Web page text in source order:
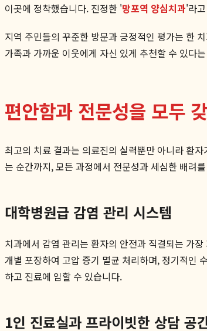
이곳에 정착했습니다. 진정한 '망포역 양심치과'라
지역 주민들의 꾸준한 방문과 긍정적인 평가는 한
가족과 가까운 이웃에게 자신 있게 추천할 수 있다
편안함과 전문성을 모두
최고의 치료 결과는 의료진의 실력뿐만 아니라 환
는 순간까지, 모든 과정에서 전문성과 세심한 배려
대학병원급 감염 관리 시스템
치과에서 감염 관리는 환자의 안전과 직결되는 가
개별 포장하여 고압 증기 멸균 처리하며, 정기적인
하고 진료에 임할 수 있습니다.
1인 진료실과 프라이빗한 상담 공